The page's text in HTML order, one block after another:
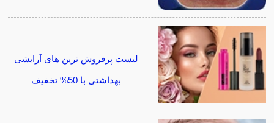
لیست پرفروش ترین های آرایشی
بهداشتی با 50% تخفیف